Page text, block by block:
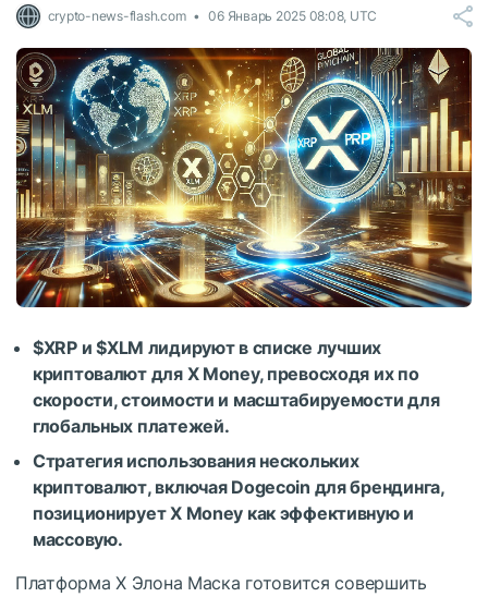
crypto-news-flash.com 06 Январь 2025 08:08, UTC
$XRPи$XLM лидируют в списке лучших
криптовалют для X Money, превосходя их по
скорости, стоимости и масштабируемости для
глобальных платежей.
Стратегия использования нескольких
криптовалют, включая Dogecoin для брендинга,
позиционирует X Money как эффективную и
массовую.
Платформа X Элона Маска готовится совершить